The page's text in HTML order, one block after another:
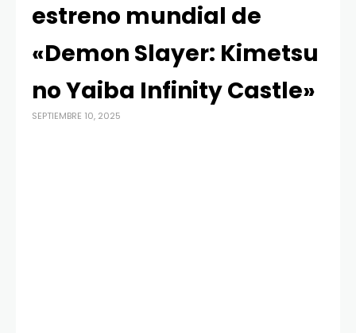
estreno mundial de
«Demon Slayer: Kimetsu
no Yaiba Infinity Castle»
SEPTIEMBRE 10, 2025